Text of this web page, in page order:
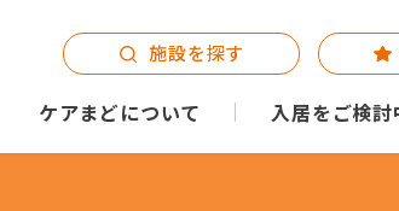
ケアまどについて 入居をご検討
施設を探す